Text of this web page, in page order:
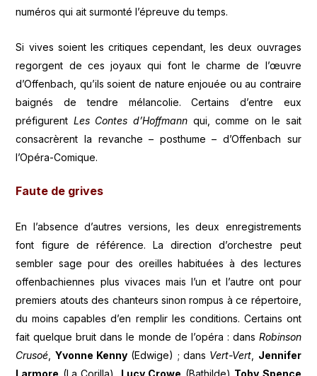
numéros qui ait surmonté l’épreuve du temps.
Si vives soient les critiques cependant, les deux ouvrages
regorgent de ces joyaux qui font le charme de l’œuvre
d’Offenbach, qu’ils soient de nature enjouée ou au contraire
baignés de tendre mélancolie. Certains d’entre eux
préfigurent Les Contes d’Hoffmannqui, comme on le sait
consacrèrent la revanche – posthume – d’Offenbach sur
l’Opéra-Comique.
Faute de grives
En l’absence d’autres versions, les deux enregistrements
font figure de référence. La direction d’orchestre peut
sembler sage pour des oreilles habituées à des lectures
offenbachiennes plus vivaces mais l’un et l’autre ont pour
premiers atouts des chanteurs sinon rompus à ce répertoire,
du moins capables d’en remplir les conditions. Certains ont
fait quelque bruit dans le monde de l’opéra : dans Robinson
Crusoé Yvonne Kenny (Edwige) ; dans Vert-Vert
Jennifer
Larmore (La Corilla), Lucy Crowe (Bathilde) Toby Spence